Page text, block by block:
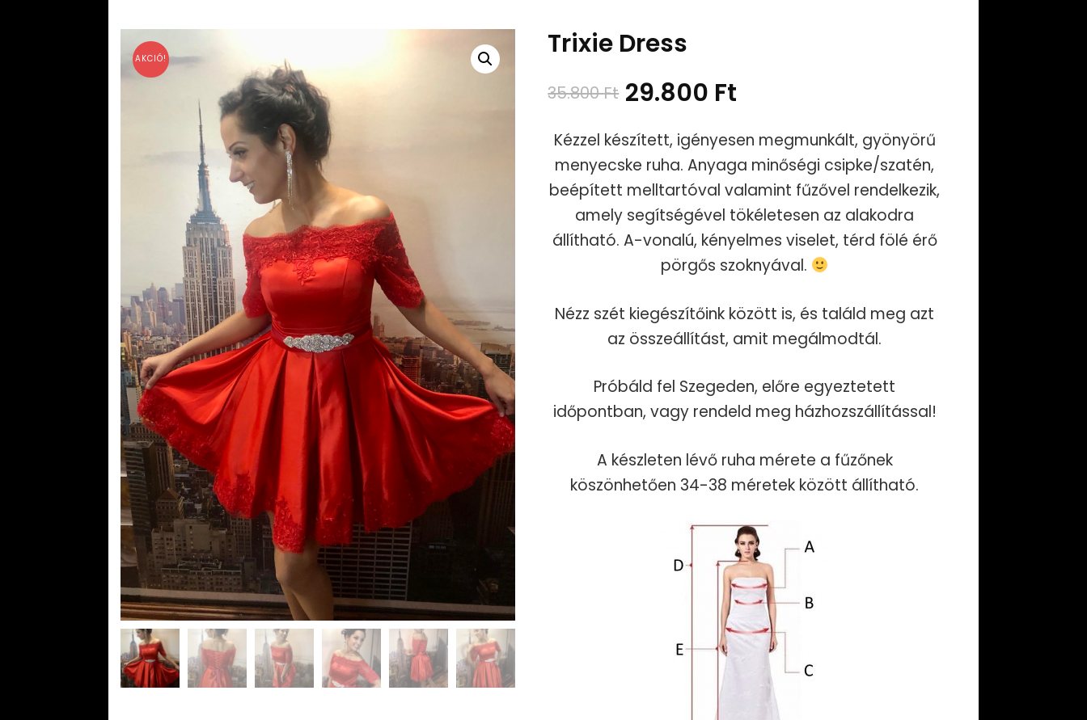
AKCIÓ! Trixie Dress
35.800Ft Original
price
was:
35.800 Ft.
29.800 Ft
price
is:
29.800 Ft.
Kézzel készített, igényesen megmunkált, gyönyörű
menyecske ruha. Anyaga minőségi csipke/szatén,
beépített melltartóval valamint fűzővel rendelkezik,
amely segítségével tökéletesen az alakodra
állítható. A-vonalú, kényelmes viselet, térd fölé érő
pörgős szoknyával.
Nézz szét kiegészítőink között is, és találd meg azt
az összeállítást, amit megálmodtál.
Próbáld fel Szegeden, előre egyeztetett
időpontban, vagy rendeld meg házhozszállítással!
A készleten lévő ruha mérete a fűzőnek
köszönhetően 34-38 méretek között állítható.